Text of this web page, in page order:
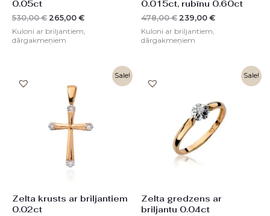
0.05ct
530,00€ 265,00 €
Kuloni ar briljantiem,
dārgakmeņiem
0.015ct, rubīnu 0.60ct
478,00€ 239,00 €
Kuloni ar briljantiem,
dārgakmeņiem
Sale!
Zelta krusts ar briljantiem
0.02ct
452,00 €.
Current
Sale!
Zelta gredzens ar
briljantu 0.04ct
654,00 €.
Current
327,00 €.